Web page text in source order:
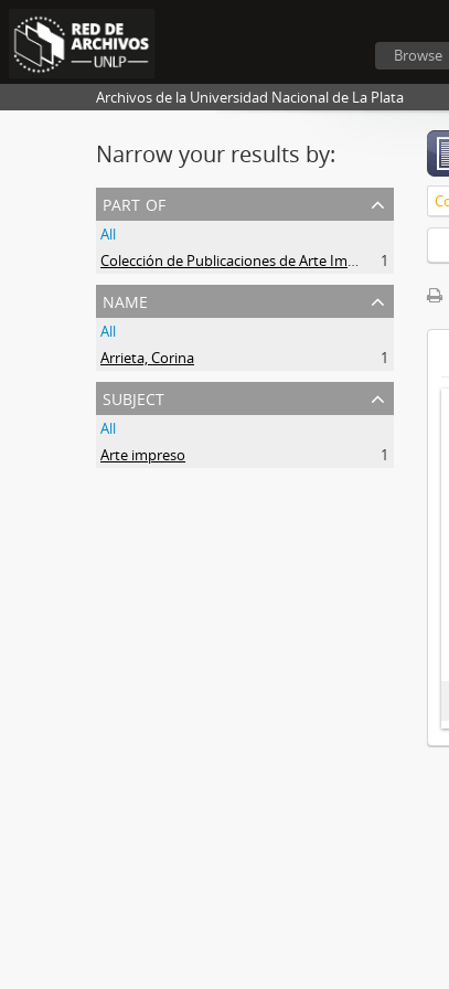
Browse
Archivos de la Universidad Nacional de La Plata
Narrow your results by:
part of
All
Colección de Publicaciones de Arte Impreso
1
name
All
Arrieta, Corina
1
subject
All
Arte impreso
1